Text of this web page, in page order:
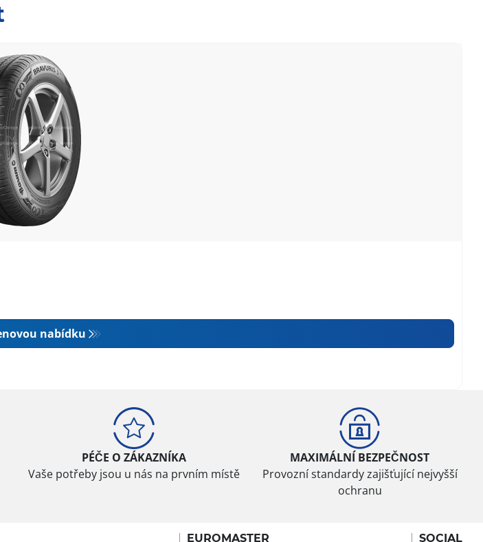
nabídku
PÉČE O ZÁKAZNÍKA
Vaše potřeby jsou u nás na prvním místě
MAXIMÁLNÍ BEZPEČNOST
Provozní standardy zajišťující nejvyšší
ochranu
EUROMASTER SOCIAL